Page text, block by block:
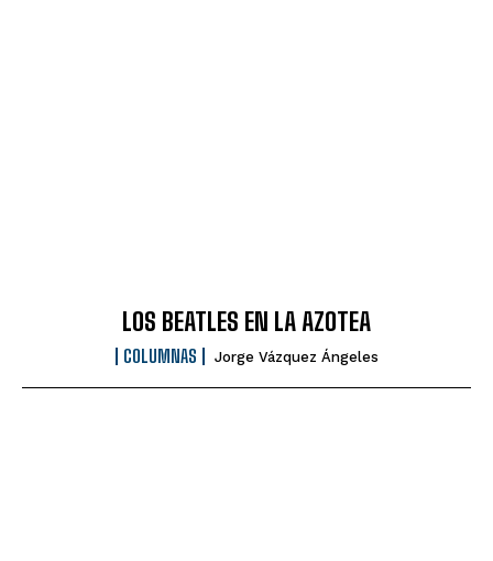
LOS BEATLES EN LA AZOTEA
COLUMNAS Jorge Vázquez Ángeles